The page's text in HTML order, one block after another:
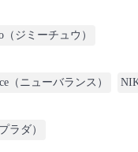
（ジミーチュウ）
（ニューバランス）
ラダ）